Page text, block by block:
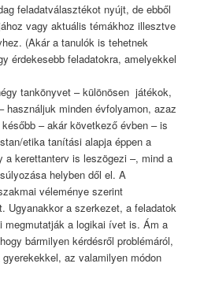
feladatválasztékot nyújt, de ebből
vagy aktuális témákhoz illesztve
(Akár a tanulók is tehetnek
érdekesebb feladatokra, amelyekkel
tankönyvet – különösen játékok,
használjuk minden évfolyamon, azaz
– akár következő évben – is
etika tanítási alapja éppen a
a kerettanterv is leszögezi –, mind a
helyben dől el. A
véleménye szerint
Ugyanakkor a szerkezet, a feladatok
megmutatják a logikai ívet is. Ám a
bármilyen kérdésről problémáról,
az valamilyen módon